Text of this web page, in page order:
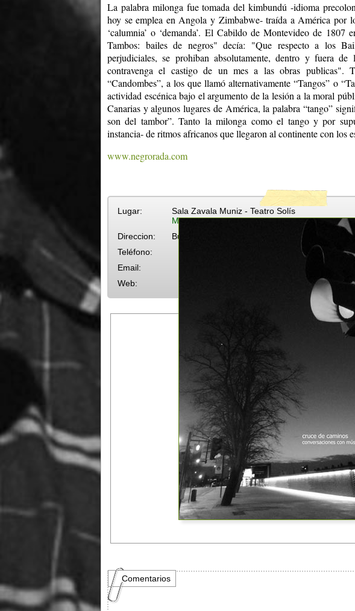
La palabra milonga fue tomada del kimbundú -idioma
hoy se emplea en Angola y Zimbabwe- traída a América por
‘calumnia’ o ‘demanda’. El Cabildo de Montevideo de
Tambos: bailes de negros" decía: "Que respecto a los
perjudiciales, se prohiban absolutamente, dentro y fuera
contravenga el castigo de un mes a las obras publicas".
“Candombes”, a los que llamó alternativamente “Tangos” o
actividad escénica bajo el argumento de la lesión a la moral
Canarias y algunos lugares de América, la palabra “tango”
son del tambor”. Tanto la milonga como el tango y por
instancia- de ritmos africanos que llegaron al continente con los
www.negrorada.com
Lugar:
Sala Zavala Muniz - Teatro Solís
Más eventos en Sala Zavala Muniz - Teatro
Direccion:
Buenos Aires s/n
Teléfono:
Email:
Web:
Comentarios